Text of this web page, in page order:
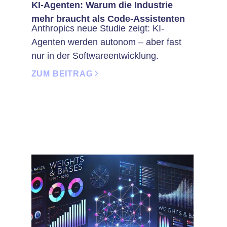
KI-Agenten: Warum die Industrie
mehr braucht als Code-Assistenten
Anthropics neue Studie zeigt: KI-
Agenten werden autonom – aber fast
nur in der Softwareentwicklung.
ZUM BEITRAG